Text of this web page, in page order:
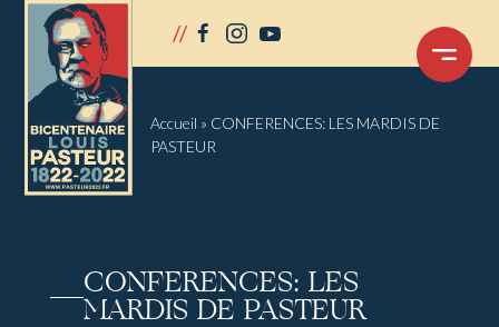
// facebook
instagram
youtube
OUVRIR
MENU
Accueil » CONFERENCES: LES MARDIS DE
PASTEUR
CONFERENCES: LES
MARDIS DE PASTEUR
Panneau de gestion des cookies